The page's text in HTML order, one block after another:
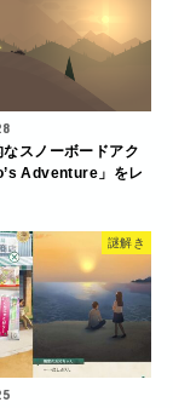
スノーボードアク
Adventure」をレ
謎解き